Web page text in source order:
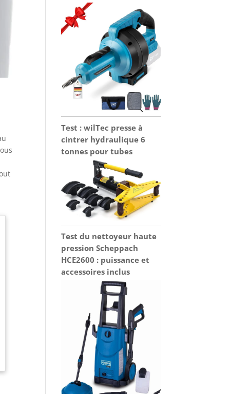
Test : wilTec presse à
cintrer hydraulique 6
tonnes pour tubes
Test du nettoyeur haute
pression Scheppach
HCE2600 : puissance et
accessoires inclus